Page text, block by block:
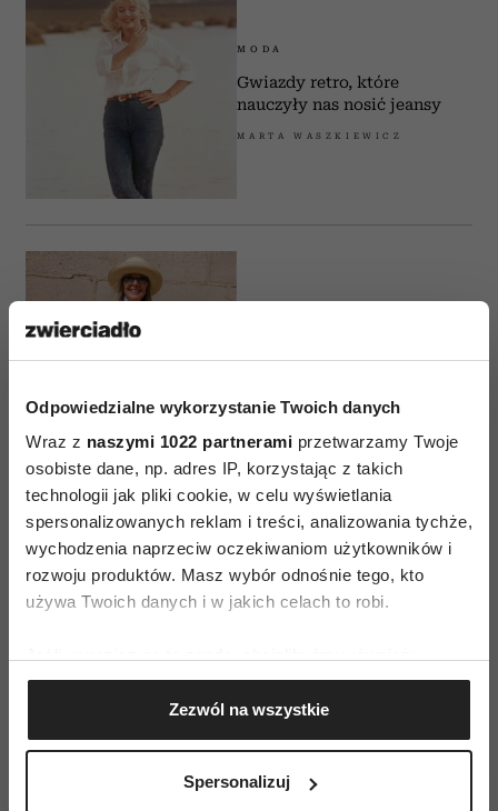
Odpowiedzialne wykorzystanie Twoich danych
Wraz z naszymi 1022 partnerami przetwarzamy Twoje
osobiste dane, np. adres IP, korzystając z takich
technologii jak pliki cookie, w celu wyświetlania
spersonalizowanych reklam i treści, analizowania tychże,
wychodzenia naprzeciw oczekiwaniom użytkowników i
rozwoju produktów. Masz wybór odnośnie tego, kto
używa Twoich danych i w jakich celach to robi.
Gromadzić dane dotyczące Twojej lokalizacji
geograficznej z dokładnością nawet do kilku metrów
Identyfikować Twoje urządzenie, aktywnie
(fingerprinting, czyli wirtualny odcisk palca)
Zezwól na wszystkie
Spersonalizuj
MODA
Gwiazdy retro, które
nauczyły nas nosić jeansy
MARTA WASZKIEWICZ
GABRIELA CZERKIEWICZ
REKLAMA
„Your dreams, make them real” –
Rihanna nową twarzą perfum Dior
J’adore. Premiera kampanii
reklamowej
„Bałbym się zagrać Karla Lagerfelda,
gdyby jeszcze żył”. Rozmowa z